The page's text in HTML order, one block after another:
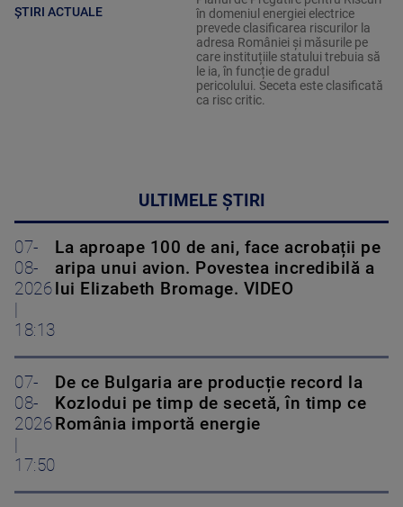
ȘTIRI ACTUALE
în domeniul energiei electrice
prevede clasificarea riscurilor la
adresa României și măsurile pe
care instituțiile statului trebuia să
le ia, în funcție de gradul
pericolului. Seceta este clasificată
ca risc critic.
ULTIMELE ȘTIRI
07-
08-
2026
18:13
La aproape 100 de ani, face acrobații pe
aripa unui avion. Povestea incredibilă a
lui Elizabeth Bromage. VIDEO
07-
08-
2026
17:50
De ce Bulgaria are producție record la
Kozlodui pe timp de secetă, în timp ce
România importă energie